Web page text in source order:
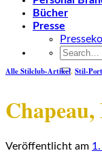
Bücher
Presse
Alle Stilclub-Artikel,Stil-
Veröffentlicht am